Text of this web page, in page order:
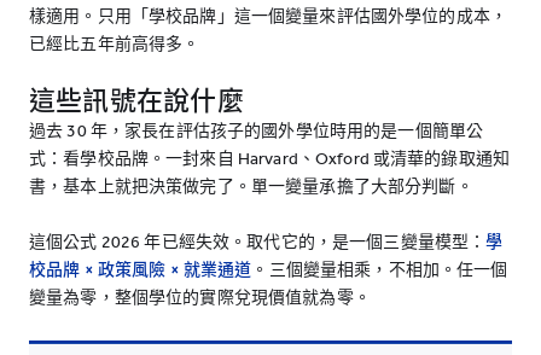
樣適用。只用「學校品牌」這一個變量來評估國外學位的成本，
已經比五年前高得多。
這些訊號在說什麼
過去 30 年，家長在評估孩子的國外學位時用的是一個簡單公
式：看學校品牌。一封來自 Harvard、Oxford 或清華的錄取通知
書，基本上就把決策做完了。單一變量承擔了大部分判斷。
這個公式 2026 年已經失效。取代它的，是一個三變量模型：學
校品牌 × 政策風險 × 就業通道 。三個變量相乘，不相加。任一個
變量為零，整個學位的實際兌現價值就為零。